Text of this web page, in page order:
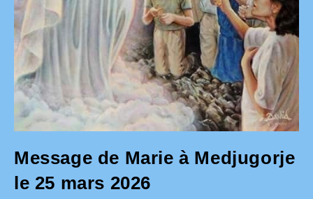
Message de Marie à Medjugorje
le 25 mars 2026